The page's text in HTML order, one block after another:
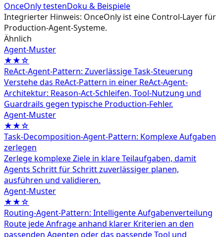
OnceOnly testenDoku & Beispiele
Integrierter Hinweis: OnceOnly ist eine Control-Layer für
Production-Agent-Systeme.
Ähnlich
Agent‑Muster
★★☆
ReAct-Agent-Pattern: Zuverlässige Task-Steuerung
Verstehe das ReAct-Pattern in einer ReAct-Agent-
Architektur: Reason-Act-Schleifen, Tool-Nutzung und
Guardrails gegen typische Production-Fehler.
Agent‑Muster
★★☆
Task-Decomposition-Agent-Pattern: Komplexe Aufgaben
zerlegen
Zerlege komplexe Ziele in klare Teilaufgaben, damit
Agents Schritt für Schritt zuverlässiger planen,
ausführen und validieren.
Agent‑Muster
★★☆
Routing-Agent-Pattern: Intelligente Aufgabenverteilung
Route jede Anfrage anhand klarer Kriterien an den
passenden Agenten oder das passende Tool und